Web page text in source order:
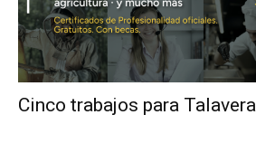
Cinco trabajos para Talavera